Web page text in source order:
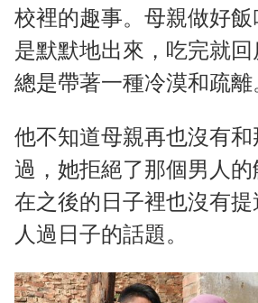
校裡的趣事。母親做好飯
是默默地出來，吃完就
總是帶著一種冷漠和疏離
他不知道母親再也沒有
過，她拒絕了那個男人的
在之後的日子裡也沒有
人過日子的話題。